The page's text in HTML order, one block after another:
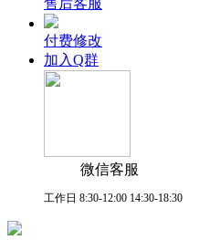
售后客服
付费修改
加入Q群
微信客服
工作日 8:30-12:00 14:30-18:30